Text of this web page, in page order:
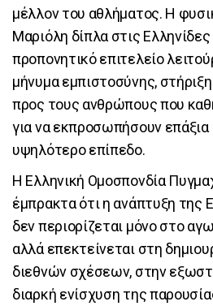
μέλλον του αθλήματος. Η
Μαριόλη δίπλα στις
προπονητικό επιτελείο
μήνυμα εμπιστοσύνης,
προς τους ανθρώπους που
για να εκπροσωπήσουν
υψηλότερο επίπεδο.
Η Ελληνική Ομοσπονδία
έμπρακτα ότι η ανάπτυξη της
δεν περιορίζεται μόνο στο
αλλά επεκτείνεται στη
διεθνών σχέσεων, στην
διαρκή ενίσχυση της